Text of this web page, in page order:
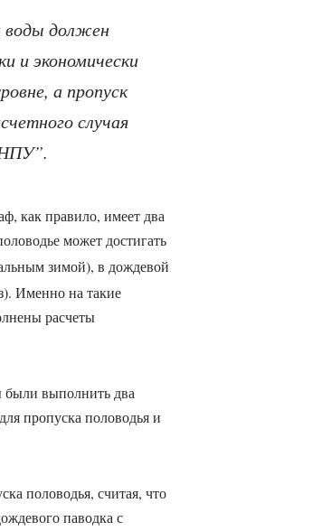
воды должен
и экономически
а пропуск
случая
как правило, имеет два
может достигать
зимой), в дождевой
Именно на такие
расчеты
были выполнить два
пропуска половодья и
половодья, считая, что
паводка с